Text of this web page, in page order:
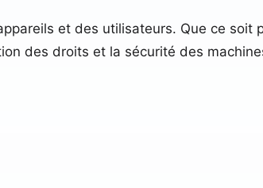
et des utilisateurs. Que ce soit
des droits et la sécurité des